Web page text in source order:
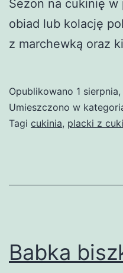
Sezon na cukinię w
obiad lub kolację
z marchewką oraz
Opublikowano 1
Umieszczono w
Tagi cukinia, placki z
Babka